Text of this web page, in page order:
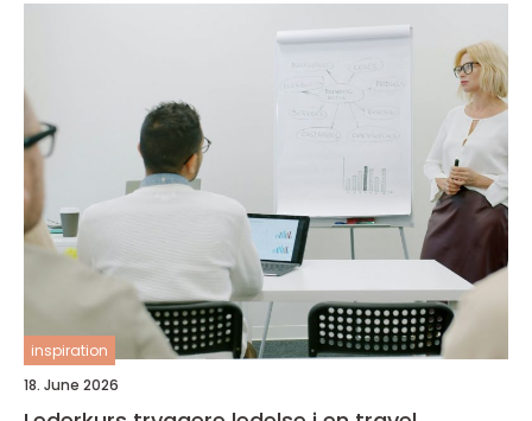
inspiration
18. June 2026